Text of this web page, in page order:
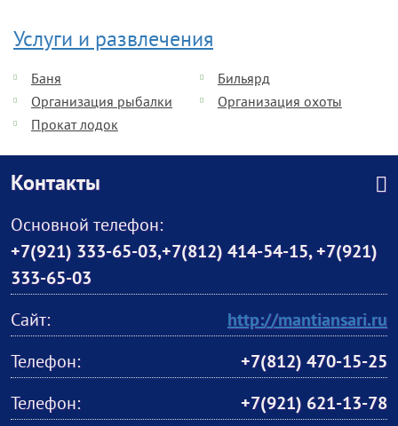
Услуги и развлечения
Баня
Бильярд
Организация рыбалки
Организация охоты
Прокат лодок
Контакты
Основной телефон:
+7(921) 333-65-03,+7(812) 414-54-15,+7(921)
333-65-03
Сайт:
http://mantiansari.ru
Телефон:
+7(812) 470-15-25
Телефон:
+7(921) 621-13-78